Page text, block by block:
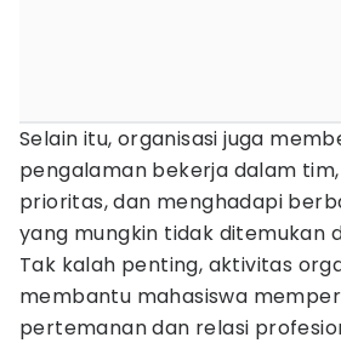
Selain itu, organisasi juga
pengalaman bekerja dalam
prioritas, dan menghadapi
yang mungkin tidak ditemukan
Tak kalah penting, aktivitas
membantu mahasiswa
pertemanan dan relasi